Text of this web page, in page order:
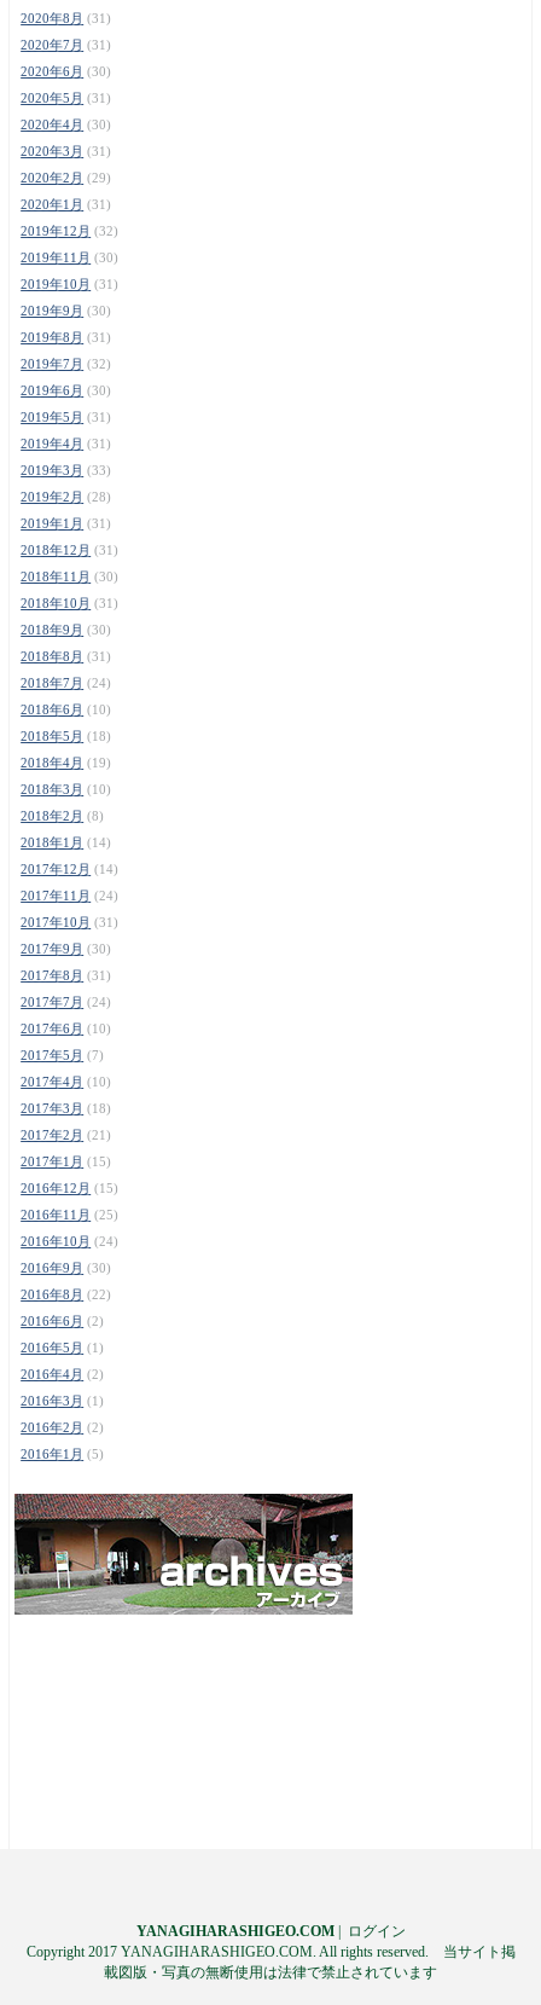
2020年8月 (31)
2020年7月 (31)
2020年6月 (30)
2020年5月 (31)
2020年4月 (30)
2020年3月 (31)
2020年2月 (29)
2020年1月 (31)
2019年12月 (32)
2019年11月 (30)
2019年10月 (31)
2019年9月 (30)
2019年8月 (31)
2019年7月 (32)
2019年6月 (30)
2019年5月 (31)
2019年4月 (31)
2019年3月 (33)
2019年2月 (28)
2019年1月 (31)
2018年12月 (31)
2018年11月 (30)
2018年10月 (31)
2018年9月 (30)
2018年8月 (31)
2018年7月 (24)
2018年6月 (10)
2018年5月 (18)
2018年4月 (19)
2018年3月 (10)
2018年2月 (8)
2018年1月 (14)
2017年12月 (14)
2017年11月 (24)
2017年10月 (31)
2017年9月 (30)
2017年8月 (31)
2017年7月 (24)
2017年6月 (10)
2017年5月 (7)
2017年4月 (10)
2017年3月 (18)
2017年2月 (21)
2017年1月 (15)
2016年12月 (15)
2016年11月 (25)
2016年10月 (24)
2016年9月 (30)
2016年8月 (22)
2016年6月 (2)
2016年5月 (1)
2016年4月 (2)
2016年3月 (1)
2016年2月 (2)
2016年1月 (5)
YANAGIHARASHIGEO.COM|
ログイン
Copyright 2017 YANAGIHARASHIGEO.COM. All rights reserved. 当サイト掲
載図版・写真の無断使用は法律で禁止されています